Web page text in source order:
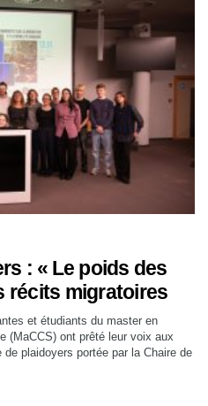
: « Le poids des
récits migratoires
et étudiants du master en
(MaCCS) ont prêté leur voix aux
plaidoyers portée par la Chaire de